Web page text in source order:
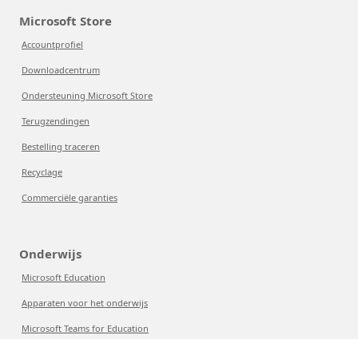
Microsoft Store
Accountprofiel
Downloadcentrum
Ondersteuning Microsoft Store
Terugzendingen
Bestelling traceren
Recyclage
Commerciële garanties
Onderwijs
Microsoft Education
Apparaten voor het onderwijs
Microsoft Teams for Education